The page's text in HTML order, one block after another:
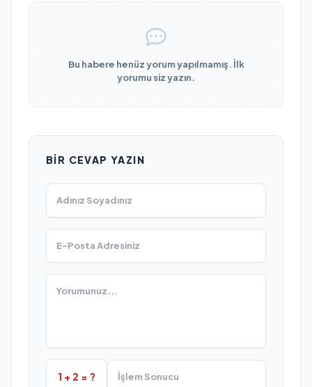
Bu habere henüz yorum yapılmamış. İlk
yorumu siz yazın.
BIR CEVAP YAZIN
1 + 2 = ?